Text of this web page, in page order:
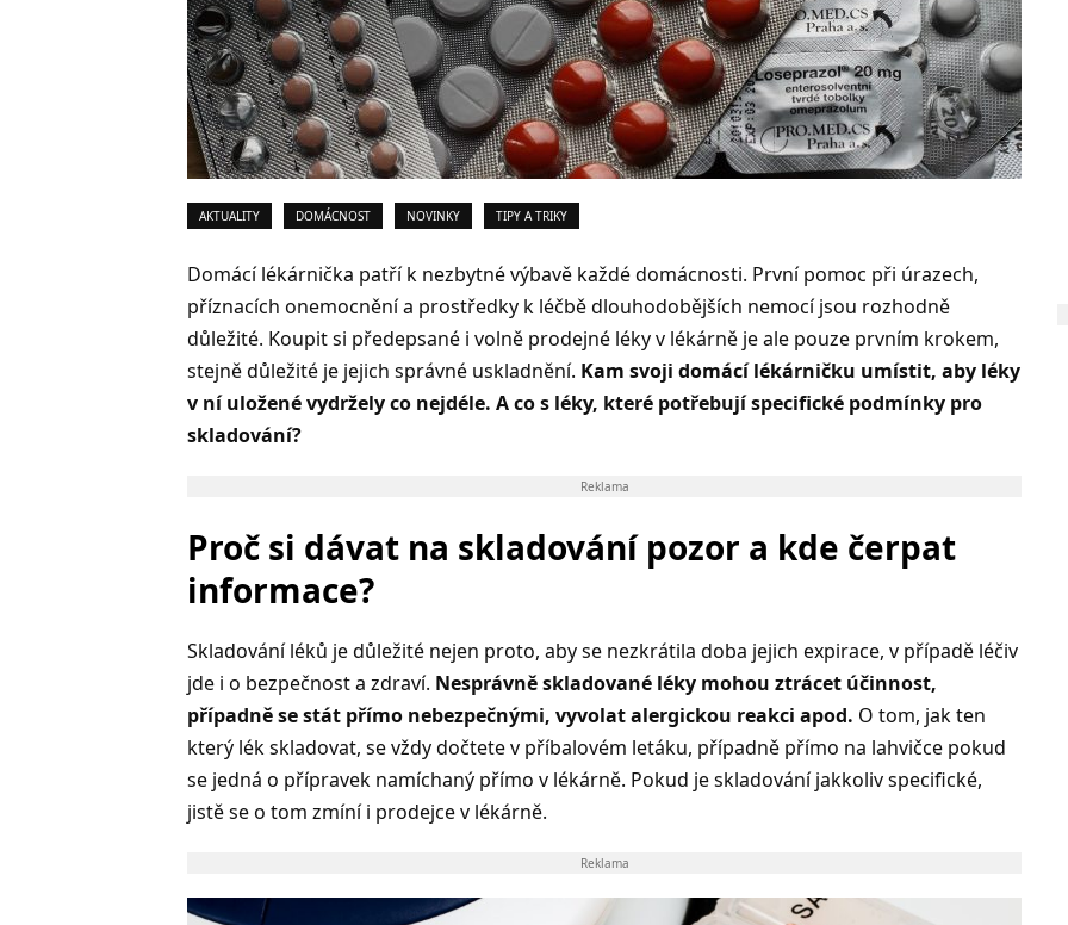
AKTUALITY DOMÁCNOST NOVINKY TIPY A TRIKY
Domácí lékárnička patří k nezbytné výbavě každé domácnosti. První pomoc při úrazech,
příznacích onemocnění a prostředky k léčbě dlouhodobějších nemocí jsou rozhodně
důležité. Koupit si předepsané i volně prodejné léky v lékárně je ale pouze prvním krokem,
stejně důležité je jejich správné uskladnění. Kam svoji domácí lékárničku umístit, aby léky
v ní uložené vydržely co nejdéle. A co s léky, které potřebují specifické podmínky pro
skladování?
Reklama
Proč si dávat na skladování pozor a kde čerpat
informace?
Skladování léků je důležité nejen proto, aby se nezkrátila doba jejich expirace, v případě léčiv
jde i o bezpečnost a zdraví. Nesprávně skladované léky mohou ztrácet účinnost,
případně se stát přímo nebezpečnými, vyvolat alergickou reakci apod. O tom, jak ten
který lék skladovat, se vždy dočtete v příbalovém letáku, případně přímo na lahvičce pokud
se jedná o přípravek namíchaný přímo v lékárně. Pokud je skladování jakkoliv specifické,
jistě se o tom zmíní i prodejce v lékárně.
Reklama